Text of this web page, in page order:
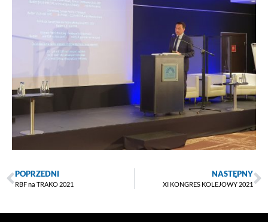
POPRZEDNI
RBF na TRAKO 2021
NASTĘPNY
XI KONGRES KOLEJOWY 2021